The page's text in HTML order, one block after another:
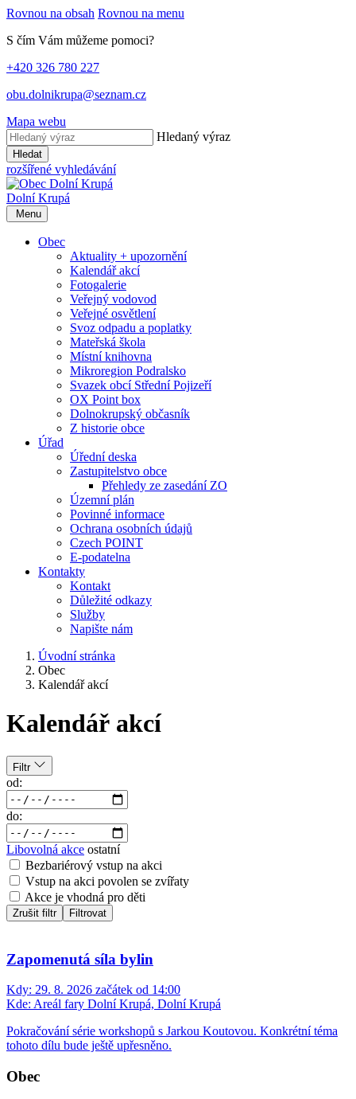
Rovnou na obsah Rovnou na menu
S čím Vám můžeme pomoci?
+420 326 780 227
obu.dolnikrupa@seznam.cz
Mapa webu
Hledaný výraz
Hledat
rozšířené vyhledávání
Dolní Krupá
Menu
Obec
Aktuality + upozornění
Kalendář akcí
Fotogalerie
Veřejný vodovod
Veřejné osvětlení
Svoz odpadu a poplatky
Mateřská škola
Místní knihovna
Mikroregion Podralsko
Svazek obcí Střední Pojizeří
OX Point box
Dolnokrupský občasník
Z historie obce
Úřad
Úřední deska
Zastupitelstvo obce
Přehledy ze zasedání ZO
Územní plán
Povinné informace
Ochrana osobních údajů
Czech POINT
E-podatelna
Kontakty
Kontakt
Důležité odkazy
Služby
Napište nám
Úvodní stránka
Obec
Kalendář akcí
Kalendář akcí
Filtr
od:
do:
Libovolná akce ostatní
Bezbariérový vstup na akci
Vstup na akci povolen se zvířaty
Akce je vhodná pro děti
Zrušit filtr Filtrovat
Zapomenutá síla bylin
Kdy: 29. 8. 2026 začátek od 14:00
Kde: Areál fary Dolní Krupá, Dolní Krupá
Pokračování série workshopů s Jarkou Koutovou. Konkrétní téma
tohoto dílu bude ještě upřesněno.
Obec